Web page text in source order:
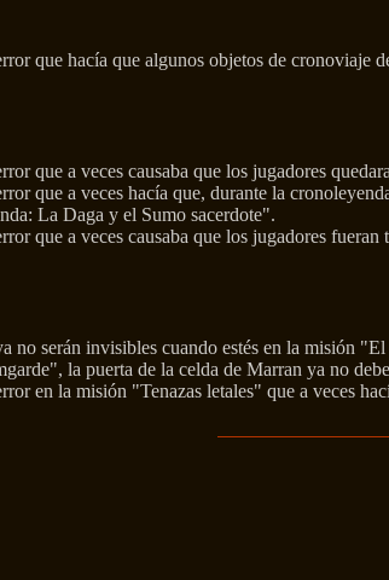
que hacía que algunos objetos de cronoviaje
que a veces causaba que los jugadores
que a veces hacía que, durante la
La Daga y el Sumo sacerdote".
que a veces causaba que los jugadores
no serán invisibles cuando estés en la misión
la puerta de la celda de Marran ya no
en la misión "Tenazas letales" que a veces